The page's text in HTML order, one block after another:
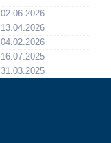
02.06.2026
13.04.2026
04.02.2026
16.07.2025
31.03.2025